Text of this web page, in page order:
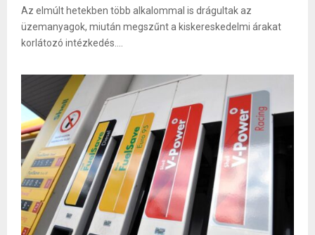
Az elmúlt hetekben több alkalommal is drágultak az
üzemanyagok, miután megszűnt a kiskereskedelmi árakat
korlátozó intézkedés....